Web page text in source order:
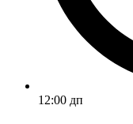
12:00 дп